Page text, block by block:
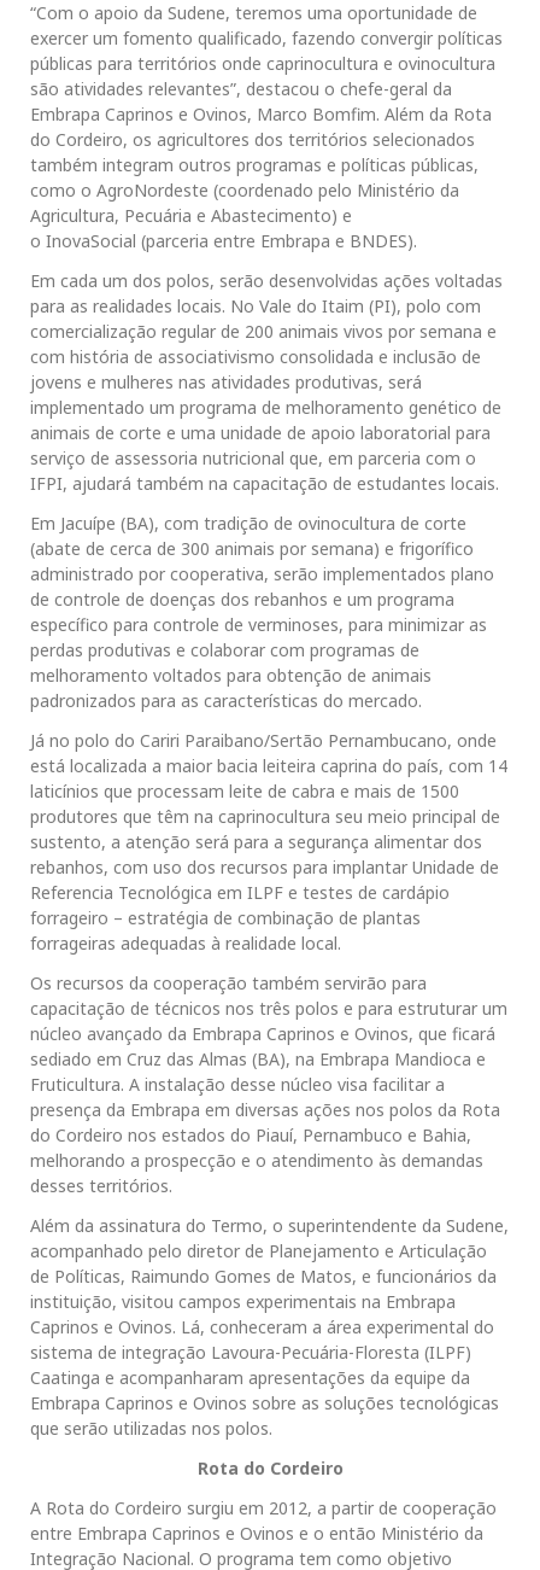
“Com o apoio da Sudene, teremos uma oportunidade de
exercer um fomento qualificado, fazendo convergir políticas
públicas para territórios onde caprinocultura e ovinocultura
são atividades relevantes”, destacou o chefe-geral da
Embrapa Caprinos e Ovinos, Marco Bomfim. Além da Rota
do Cordeiro, os agricultores dos territórios selecionados
também integram outros programas e políticas públicas,
como o AgroNordeste (coordenado pelo Ministério da
Agricultura, Pecuária e Abastecimento) e
o InovaSocial (parceria entre Embrapa e BNDES).
Em cada um dos polos, serão desenvolvidas ações voltadas
para as realidades locais. No Vale do Itaim (PI), polo com
comercialização regular de 200 animais vivos por semana e
com história de associativismo consolidada e inclusão de
jovens e mulheres nas atividades produtivas, será
implementado um programa de melhoramento genético de
animais de corte e uma unidade de apoio laboratorial para
serviço de assessoria nutricional que, em parceria com o
IFPI, ajudará também na capacitação de estudantes locais.
Em Jacuípe (BA), com tradição de ovinocultura de corte
(abate de cerca de 300 animais por semana) e frigorífico
administrado por cooperativa, serão implementados plano
de controle de doenças dos rebanhos e um programa
específico para controle de verminoses, para minimizar as
perdas produtivas e colaborar com programas de
melhoramento voltados para obtenção de animais
padronizados para as características do mercado.
Já no polo do Cariri Paraibano/Sertão Pernambucano, onde
está localizada a maior bacia leiteira caprina do país, com 14
laticínios que processam leite de cabra e mais de 1500
produtores que têm na caprinocultura seu meio principal de
sustento, a atenção será para a segurança alimentar dos
rebanhos, com uso dos recursos para implantar Unidade de
Referencia Tecnológica em ILPF e testes de cardápio
forrageiro – estratégia de combinação de plantas
forrageiras adequadas à realidade local.
Os recursos da cooperação também servirão para
capacitação de técnicos nos três polos e para estruturar um
núcleo avançado da Embrapa Caprinos e Ovinos, que ficará
sediado em Cruz das Almas (BA), na Embrapa Mandioca e
Fruticultura. A instalação desse núcleo visa facilitar a
presença da Embrapa em diversas ações nos polos da Rota
do Cordeiro nos estados do Piauí, Pernambuco e Bahia,
melhorando a prospecção e o atendimento às demandas
desses territórios.
Além da assinatura do Termo, o superintendente da Sudene,
acompanhado pelo diretor de Planejamento e Articulação
de Políticas, Raimundo Gomes de Matos, e funcionários da
instituição, visitou campos experimentais na Embrapa
Caprinos e Ovinos. Lá, conheceram a área experimental do
sistema de integração Lavoura-Pecuária-Floresta (ILPF)
Caatinga e acompanharam apresentações da equipe da
Embrapa Caprinos e Ovinos sobre as soluções tecnológicas
que serão utilizadas nos polos.
Rota do Cordeiro
A Rota do Cordeiro surgiu em 2012, a partir de cooperação
entre Embrapa Caprinos e Ovinos e o então Ministério da
Integração Nacional. O programa tem como objetivo